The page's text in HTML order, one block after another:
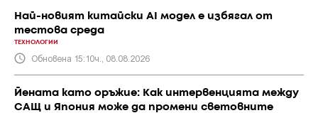
Най-новият китайски AI модел е избягал от
тестова среда
ТЕХНОЛОГИИ
Обновена 15:10ч., 08.08.2026
Йената като оръжие: Как интервенцията между
САЩ и Япония може да промени световните